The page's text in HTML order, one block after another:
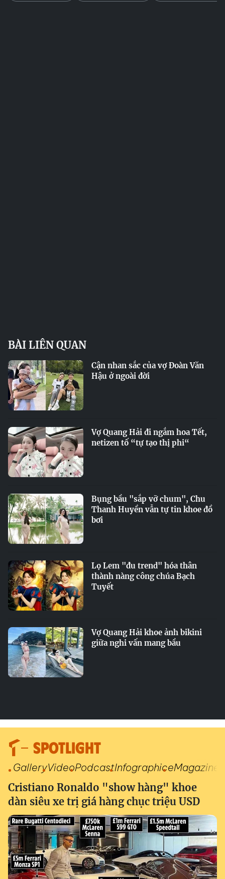
BÀI LIÊN QUAN
Cận nhan sắc của vợ Đoàn Văn
Hậu ở ngoài đời
Vợ Quang Hải đi ngắm hoa Tết,
netizen tố “tự tạo thị phi“
Bụng bầu "sắp vỡ chum", Chu
Thanh Huyền vẫn tự tin khoe đồ
bơi
Lọ Lem "đu trend" hóa thân
thành nàng công chúa Bạch
Tuyết
Vợ Quang Hải khoe ảnh bikini
giữa nghi vấn mang bầu
SPOTLIGHT
GalleryVideoPodcastInfographiceMagazine
Cristiano Ronaldo "show hàng" khoe
dàn siêu xe trị giá hàng chục triệu USD